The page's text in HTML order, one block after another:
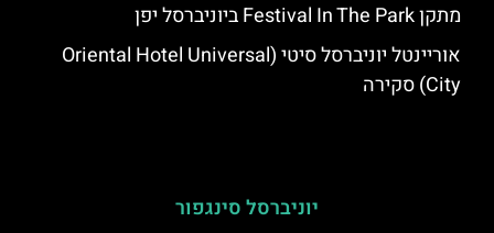
מתקן Festival In The Park ביוניברסל יפן
אוריינטל יוניברסל סיטי (Oriental Hotel Universal
City) סקירה
יוניברסל סינגפור